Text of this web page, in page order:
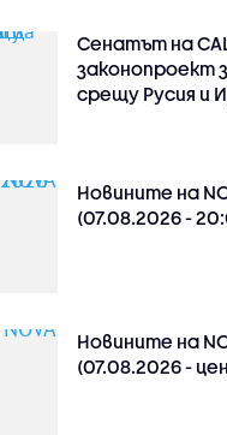
Сенатът на
законопроект
срещу Русия и
Новините на
(07.08.2026 -
Новините на
(07.08.2026 -